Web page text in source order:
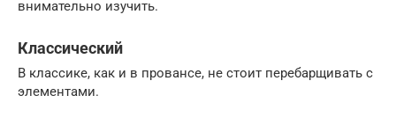
внимательно изучить.
Классический
В классике, как и в провансе, не стоит перебарщивать с
элементами.